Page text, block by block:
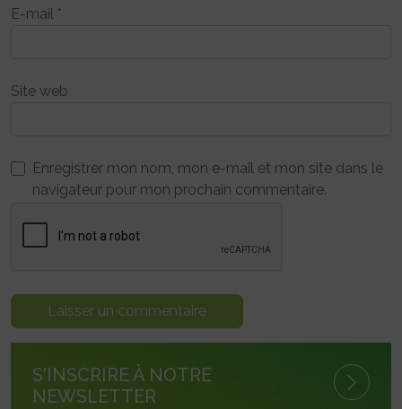
E-mail *
Site web
Enregistrer mon nom, mon e-mail et mon site dans le
navigateur pour mon prochain commentaire.
S'INSCRIRE À NOTRE
NEWSLETTER